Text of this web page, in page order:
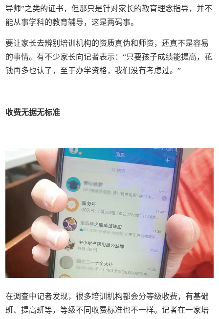
导师”之类的证书，但那只是针对家长的教育理念指导，并不
能从事学科的教育辅导，这是两码事。
要让家长去辨别培训机构的资质真伪和师资，还真不是容易
的事情。有不少家长向记者表示：“只要孩子成绩能提高，花
钱再多也认了，至于办学资格，我们没有考虑过。”
收费无据无标准
在调查中记者发现，很多培训机构都会分等级收费，有基础
班、提高班等，等级不同收费标准也不一样。记者在一家培